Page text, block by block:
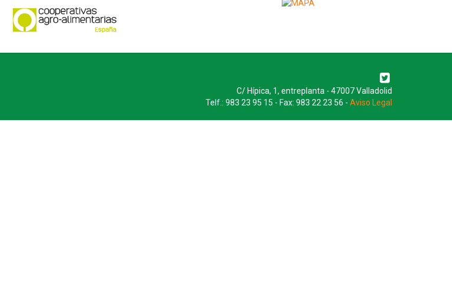
C/ Hípica, 1, entreplanta - 47007 Valladolid
Telf.: 983 23 95 15 - Fax: 983 22 23 56 - Aviso Legal